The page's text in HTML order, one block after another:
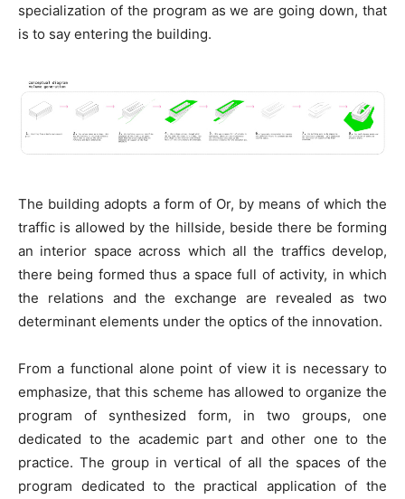
specialization of the program as we are going down, that
is to say entering the building.
The building adopts a form of Or, by means of which the
traffic is allowed by the hillside, beside there be forming
an interior space across which all the traffics develop,
there being formed thus a space full of activity, in which
the relations and the exchange are revealed as two
determinant elements under the optics of the innovation.
From a functional alone point of view it is necessary to
emphasize, that this scheme has allowed to organize the
program of synthesized form, in two groups, one
dedicated to the academic part and other one to the
practice. The group in vertical of all the spaces of the
program dedicated to the practical application of the